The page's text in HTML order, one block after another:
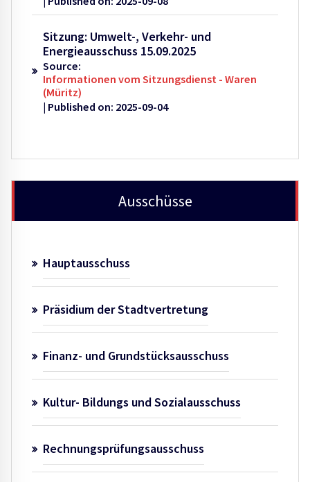
Sitzung: Umwelt-, Verkehr- und
Energieausschuss 15.09.2025
Source:
Informationen vom Sitzungsdienst - Waren
(Müritz)
Published on: 2025-09-04
Ausschüsse
Hauptausschuss
Präsidium der Stadtvertretung
Finanz- und Grundstücksausschuss
Kultur- Bildungs und Sozialausschuss
Rechnungsprüfungsausschuss